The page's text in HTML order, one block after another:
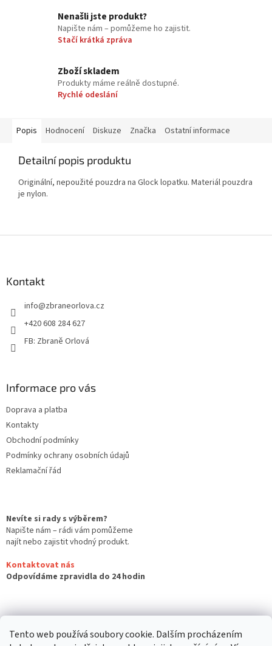
Tento web používá soubory cookie. Dalším procházením
Nenašli jste produkt?
Napište nám – pomůžeme ho zajistit.
Stačí krátká zpráva
Zboží skladem
Produkty máme reálně dostupné.
Rychlé odeslání
Popis Hodnocení Diskuze Značka Ostatní informace
Detailní popis produktu
Originální, nepoužité pouzdra na Glock lopatku. Materiál pouzdra
je nylon.
Kontakt
info@zbraneorlova.cz
+420 608 284 627
FB: Zbraně Orlová
Informace pro vás
Doprava a platba
Kontakty
Obchodní podmínky
Podmínky ochrany osobních údajů
Reklamační řád
Nevíte si rady s výběrem?
Napište nám – rádi vám pomůžeme
najít nebo zajistit vhodný produkt.
Kontaktovat nás
Odpovídáme zpravidla do 24 hodin